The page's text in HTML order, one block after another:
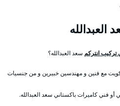
تركيب انتركم سعد العبدالله؟
مع فنين و مهندسين خبيرين و من جنسيات
أو فني كاميرات باكستاني سعد العبدالله.